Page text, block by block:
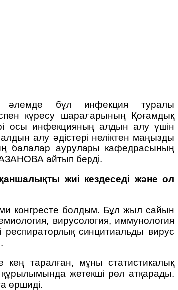
әлемде бұл инфекция туралы
күресу шараларының Қоғамдық
осы инфекцияның алдын алу үшін
алу әдістері неліктен маңызды
балалар аурулары кафедрасының
айтып берді.
жиі кездеседі және ол
конгресте болдым. Бұл жыл сайын
вирусология, иммунология
синцитиальды вирус
таралған, мұны статистикалық
жетекші рөл атқарады.
өршиді.